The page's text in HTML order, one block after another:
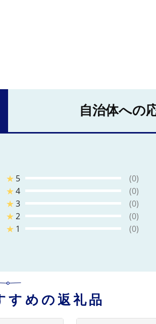
自治体への
★ 5
(0)
★4
(0)
★3
(0)
★2
(0)
★ 1 (0)
すめの返礼品